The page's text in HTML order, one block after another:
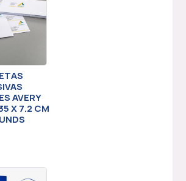
AVERY
X 7.2 CM